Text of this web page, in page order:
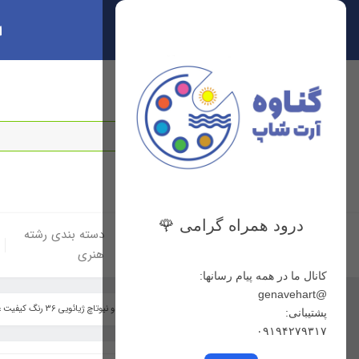
درود همراه گرامی 🌹
کانال ما در همه پیام رسانها:
@genavehart
پشتیبانی:
۰۹۱۹۴۲۷۹۳۱۷
سبد خرید 0
خانه
دسته بندی لوازم
دسته بندی رشته
هنری
ماژیک راندو نیوتاچ ژیائویی 36 رنگ کیفیت عالی